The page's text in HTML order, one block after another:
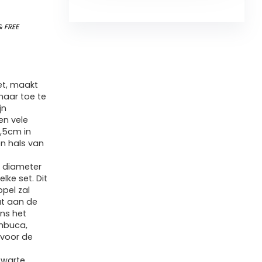
FREE
maakt
toe te
vele
in
hals van
diameter
set. Dit
zal
aan de
het
de